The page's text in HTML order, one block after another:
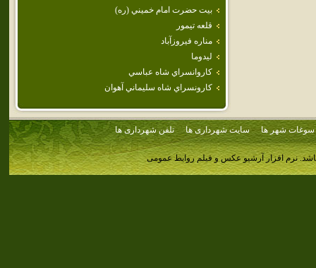
بيت‌ حضرت‌ امام‌ خميني‌ (ره‌)
قلعه تيمور
مناره فيروزآباد
ليدوما
كاروانسراي شاه عباسي
كارونسراي‌ شاه‌ سليماني‌ آهوان‌
سوغات شهر ها سایت شهرداری ها تلفن شهرداری ها
نرم افزار آرشیو عکس و فیلم روابط عمومی